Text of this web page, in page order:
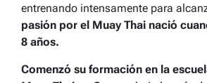
entrenando intensamente para
pasión por el Muay Thai nació
8 años.
Comenzó su formación en la